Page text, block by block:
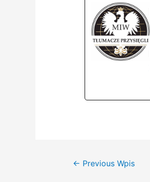
Nawigacja
← Previous Wpis